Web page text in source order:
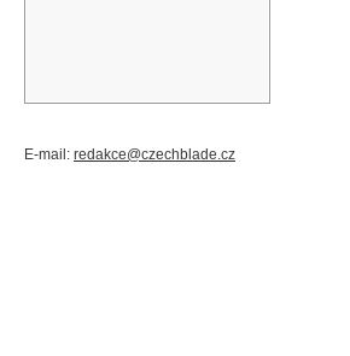
E-mail: redakce@czechblade.cz